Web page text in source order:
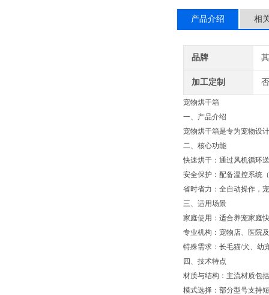
产品介绍 相
品牌
加工定制 否
宠物烘干箱
一、产品介绍
宠物烘干箱是专为宠物设
二、核心功能
快速烘干‌：通过风机循环
安全保护‌：配备温控系统
省时省力‌：全自动操作，
三、适用场景
家庭使用‌：适合养宠家庭
专业机构‌：宠物店、医院
特殊需求‌：长毛猫/犬、幼
四、技术特点
材质与结构‌：主流材质包
模式选择‌：部分型号支持